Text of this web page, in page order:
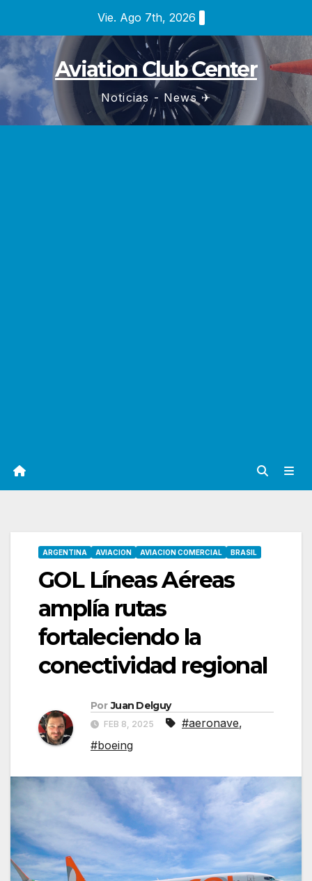
contenido
Vie. Ago 7th, 2026
Aviation Club Center
Noticias - News ✈
ARGENTINA AVIACION AVIACION COMERCIAL BRASIL
GOL Líneas Aéreas
amplía rutas
fortaleciendo la
conectividad regional
Por Juan Delguy
FEB 8, 2025 #aeronave,
#boeing